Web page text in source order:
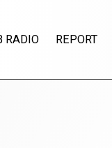
RADIO REPORT